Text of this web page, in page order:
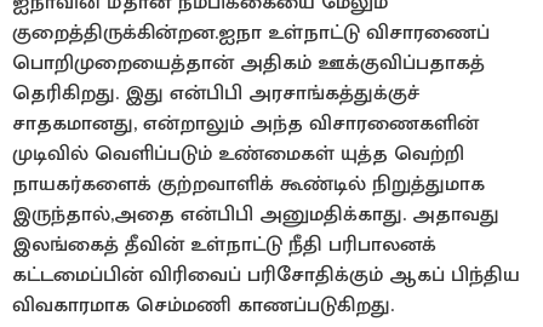
குறைத்திருக்கின்றன.ஐநா உள்நாட்டு விசாரணைப்
பொறிமுறையைத்தான் அதிகம் ஊக்குவிப்பதாகத்
தெரிகிறது. இது என்பிபி அரசாங்கத்துக்குச்
சாதகமானது, என்றாலும் அந்த விசாரணைகளின்
முடிவில் வெளிப்படும் உண்மைகள் யுத்த வெற்றி
நாயகர்களைக் குற்றவாளிக் கூண்டில் நிறுத்துமாக
இருந்தால்,அதை என்பிபி அனுமதிக்காது. அதாவது
இலங்கைத் தீவின் உள்நாட்டு நீதி பரிபாலனக்
கட்டமைப்பின் விரிவைப் பரிசோதிக்கும் ஆகப் பிந்திய
விவகாரமாக செம்மணி காணப்படுகிறது.